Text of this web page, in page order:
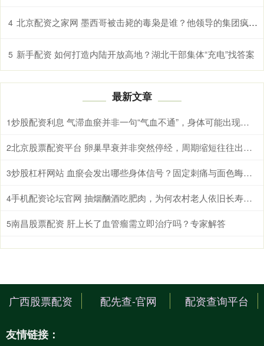
4 北京配资之家网 墨西哥被击毙的毒枭是谁？他领导的集团疯狂报复，当地已如同“鬼城”
5 新手配资 如何打造内陆开放高地？湖北干部集体“充电”找答案
最新文章
1 炒股配资利息 气滞血瘀并非一句“气血不通”，身体可能出现这些变化
2 北京股票配资平台 卵巢早衰并非突然停经，周期缩短往往出现得更早
3 炒股杠杆网站 血瘀会发出哪些身体信号？固定刺痛与面色晦暗需综合辨别
4 手机配资论坛官网 抽烟酗酒吃肥肉，为何农村老人依旧长寿？这4个特征，或许是窍门
5南昌股票配资 肝上长了血管瘤需立即治疗吗？专家解答
广西股票配资 配先查-官网 配资查询平台
友情链接：